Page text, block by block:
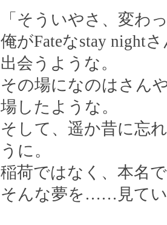
「そういやさ、変わ
俺がFateなstay night
出会うような。
その場になのはさん
場したような。
そして、遥か昔に忘
うに。
稲荷ではなく、本名
そんな夢を……見て